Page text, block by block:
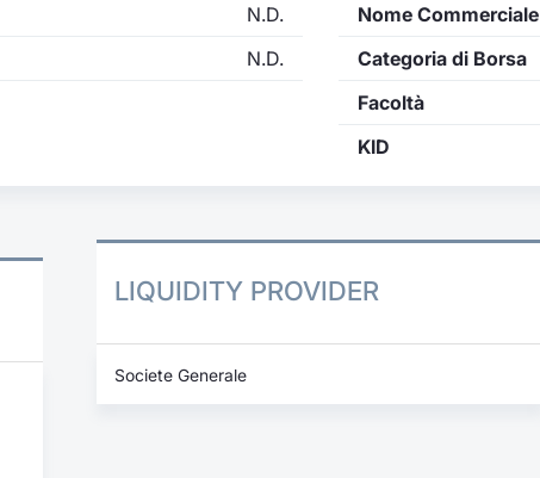
N.D.
N.D.
Nome Commerciale
Categoria di Borsa
Facoltà
KID
LIQUIDITY PROVIDER
Societe Generale